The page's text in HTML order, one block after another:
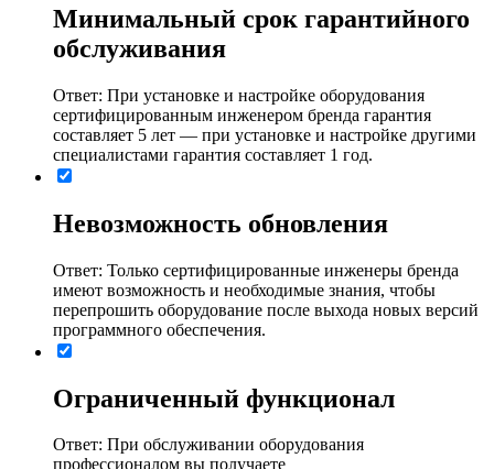
Минимальный срок гарантийного
обслуживания
Ответ: При установке и настройке оборудования
сертифицированным инженером бренда гарантия
составляет 5 лет ― при установке и настройке другими
специалистами гарантия составляет 1 год.
Невозможность обновления
Ответ: Только сертифицированные инженеры бренда
имеют возможность и необходимые знания, чтобы
перепрошить оборудование после выхода новых версий
программного обеспечения.
Ограниченный функционал
Ответ: При обслуживании оборудования
профессионалом вы получаете